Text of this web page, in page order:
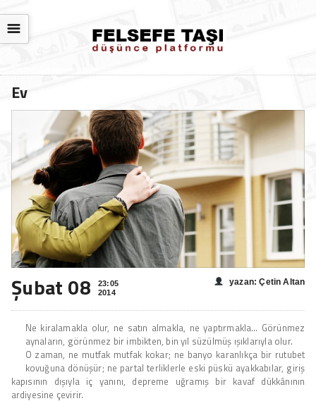
☰
Ev
Şubat 08
23:05
2014
yazan: Çetin Altan
Ne kiralamakla olur, ne satın almakla, ne yaptırmakla… Görünmez
aynaların, görünmez bir imbikten, bin yıl süzülmüş ışıklarıyla olur.
O zaman, ne mutfak mutfak kokar; ne banyo karanlıkça bir rutubet
kovuğuna dönüşür; ne partal terliklerle eski püskü ayakkabılar, giriş
kapısının dışıyla iç yanını, depreme uğramış bir kavaf dükkânının
ardiyesine çevirir.